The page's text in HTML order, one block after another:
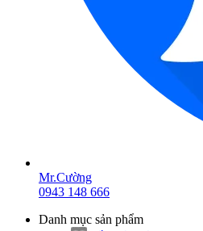
Mr.Cường
0943 148 666
Danh mục sản phẩm